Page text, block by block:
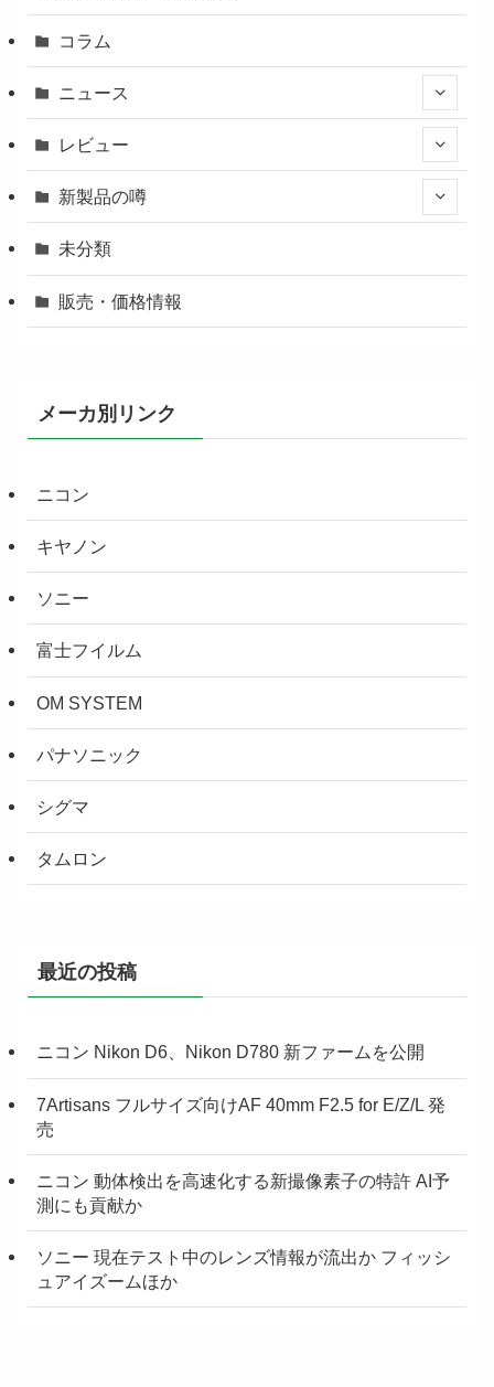
コラム
ニュース
レビュー
新製品の噂
未分類
販売・価格情報
メーカ別リンク
ニコン
キヤノン
ソニー
富士フイルム
OM SYSTEM
パナソニック
シグマ
タムロン
最近の投稿
ニコン Nikon D6、Nikon D780 新ファームを公開
7Artisans フルサイズ向けAF 40mm F2.5 for E/Z/L 発
売
ニコン 動体検出を高速化する新撮像素子の特許 AI予
測にも貢献か
ソニー 現在テスト中のレンズ情報が流出か フィッシ
ュアイズームほか